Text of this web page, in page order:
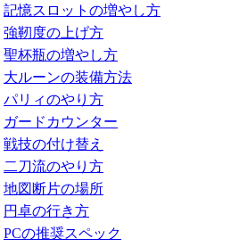
記憶スロットの増やし方
強靭度の上げ方
聖杯瓶の増やし方
大ルーンの装備方法
パリィのやり方
ガードカウンター
戦技の付け替え
二刀流のやり方
地図断片の場所
円卓の行き方
PCの推奨スペック